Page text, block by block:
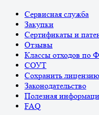
Сервисная служба
Закупки
Сертификаты и
Отзывы
Классы отходов по
СОУТ
Сохранить
Законодательство
Полезная
FAQ